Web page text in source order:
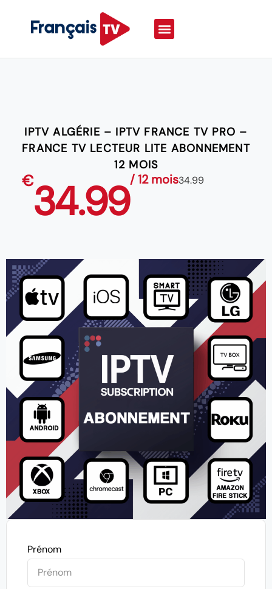
IPTV ALGÉRIE – IPTV FRANCE TV PRO –
FRANCE TV LECTEUR LITE ABONNEMENT
12 MOIS
€34.99/ 12 mois34.99
Prénom